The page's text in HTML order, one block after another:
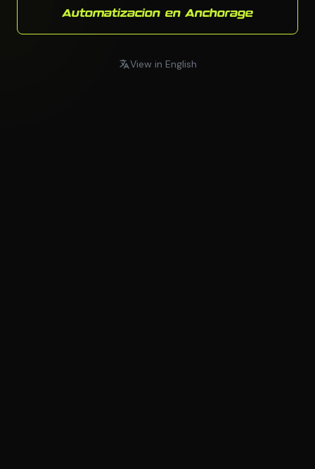
Automatizacion en Anchorage
View in English